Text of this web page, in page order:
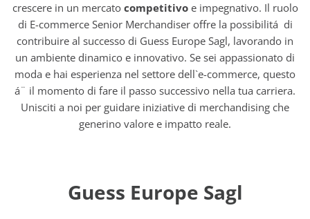
crescere in un mercato competitivoe impegnativo. Il ruolo
di E-commerce Senior Merchandiser offre la possibilitá di
contribuire al successo di Guess Europe Sagl, lavorando in
un ambiente dinamico e innovativo. Se sei appassionato di
moda e hai esperienza nel settore dell`e-commerce, questo
á¨ il momento di fare il passo successivo nella tua carriera.
Unisciti a noi per guidare iniziative di merchandising che
generino valore e impatto reale.
Guess Europe Sagl